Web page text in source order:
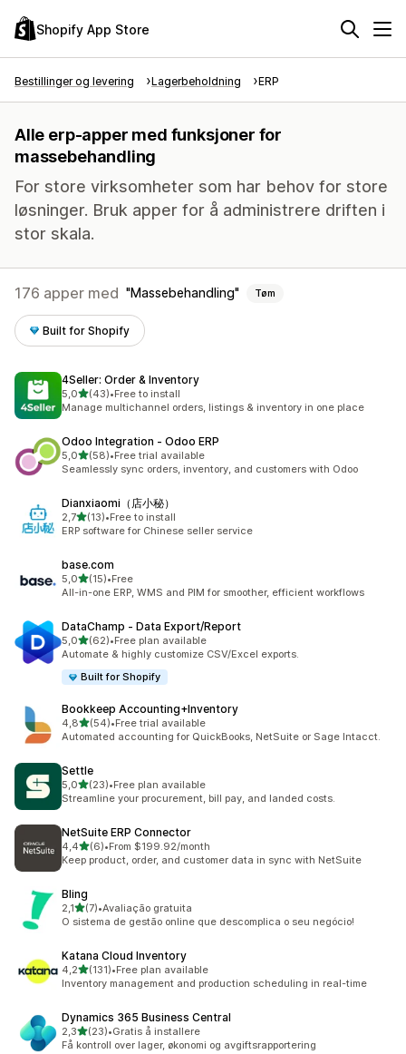
Shopify App Store
Bestillinger og levering Lagerbeholdning ERP
Alle erp-apper med funksjoner for
massebehandling
For store virksomheter som har behov for store
løsninger. Bruk apper for å administrere driften i
stor skala.
176 apper med Massebehandling Tøm
Built for Shopify
4Seller: Order & Inventory
5,0av 5 stjerner
(43)
Totalt 43 omtaler
•Free to install
Manage multichannel orders, listings & inventory in one place
Odoo Integration ‑ Odoo ERP
5,0av 5 stjerner
(58)
Totalt 58 omtaler
•Free trial available
Seamlessly sync orders, inventory, and customers with Odoo
Dianxiaomi（店小秘）
2,7av 5 stjerner
(13)
Totalt 13 omtaler
•Free to install
ERP software for Chinese seller service
base.com
5,0av 5 stjerner
(15)
Totalt 15 omtaler
•Free
All-in-one ERP, WMS and PIM for smoother, efficient workflows
DataChamp ‑ Data Export/Report
5,0av 5 stjerner
(62)
Totalt 62 omtaler
•Free plan available
Automate & highly customize CSV/Excel exports.
Built for Shopify
Bookkeep Accounting+Inventory
4,8av 5 stjerner
(54)
Totalt 54 omtaler
•Free trial available
Automated accounting for QuickBooks, NetSuite or Sage Intacct.
Settle
5,0av 5 stjerner
(23)
Totalt 23 omtaler
•Free plan available
Streamline your procurement, bill pay, and landed costs.
NetSuite ERP Connector
4,4av 5 stjerner
(6)
Totalt 6 omtaler
•From $199.92/month
Keep product, order, and customer data in sync with NetSuite
Bling
2,1av 5 stjerner
(7)
Totalt 7 omtaler
•Avaliação gratuita
O sistema de gestão online que descomplica o seu negócio!
Katana Cloud Inventory
4,2av 5 stjerner
(131)
Totalt 131 omtaler
•Free plan available
Inventory management and production scheduling in real-time
Dynamics 365 Business Central
2,3av 5 stjerner
(23)
Totalt 23 omtaler
•Gratis å installere
Få kontroll over lager, økonomi og avgiftsrapportering